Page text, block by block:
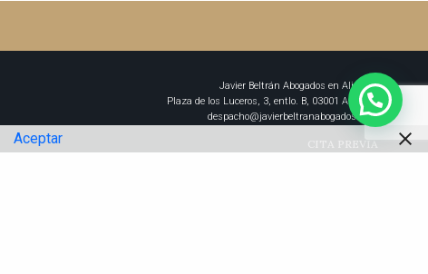
Javier Beltrán Abogados en Alicante
Plaza de los Luceros, 3, entlo. B, 03001 Alicante
despacho@javierbeltranabogados.com
CITA PREVIA
Aceptar